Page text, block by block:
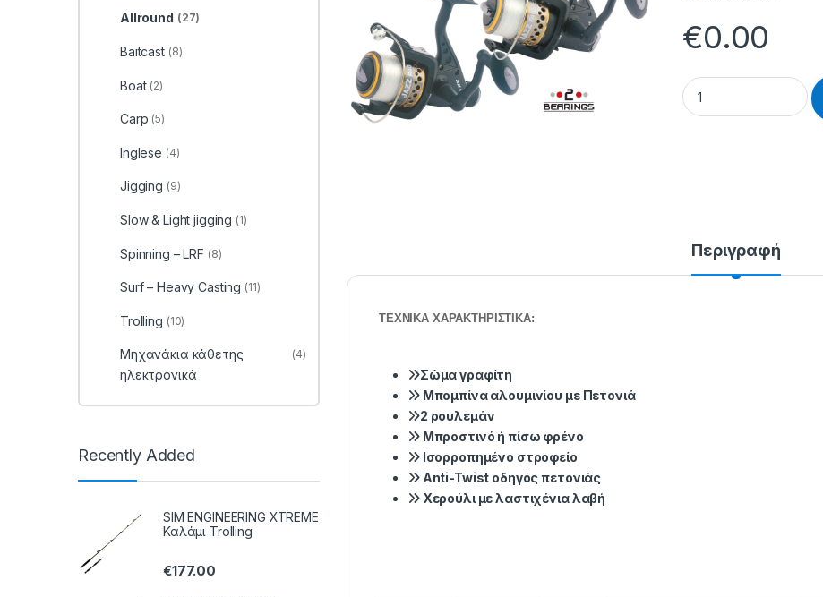
€0.00
JAZZ - 15.49.35.2**
Περιγραφή
ΤΕΧΝΙΚΑ ΧΑΡΑΚΤΗΡΙΣΤΙΚΑ:
Σώμα γραφίτη
Μπομπίνα αλουμινίου με Πετονιά
2 ρουλεμάν
Μπροστινό ή πίσω φρένο
Ισορροπημένο στροφείο
Anti-Twist οδηγός πετονιάς
Χερούλι με λαστιχένια λαβή
Allround (27)
Baitcast (8)
Boat (2)
Carp (5)
Inglese (4)
Jigging (9)
Slow & Light jigging (1)
Spinning – LRF (8)
Surf – Heavy Casting (11)
Trolling (10)
Μηχανάκια κάθετης
ηλεκτρονικά
(4)
Recently Added
SIM ENGINEERING XTREME
Καλάμι Trolling
€177.00